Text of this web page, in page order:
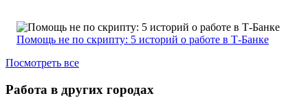
Помощь не по скрипту: 5 историй о работе в Т-Банке
Посмотреть все
Работа в других городах